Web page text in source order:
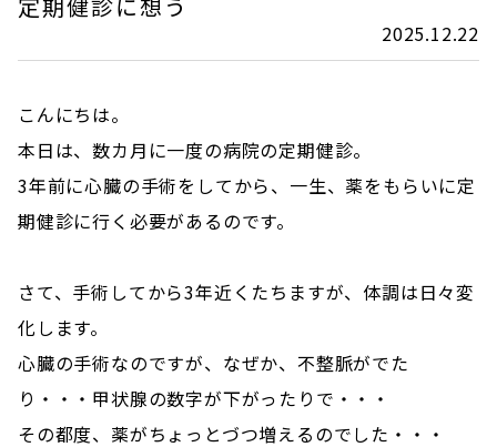
2025.12.22
こんにちは。
本日は、数カ月に一度の病院の定期健診。
3年前に心臓の手術をしてから、一生、薬をもらいに定
期健診に行く必要があるのです。
さて、手術してから3年近くたちますが、体調は日々変
化します。
心臓の手術なのですが、なぜか、不整脈がでた
り・・・甲状腺の数字が下がったりで・・・
その都度、薬がちょっとづつ増えるのでした・・・